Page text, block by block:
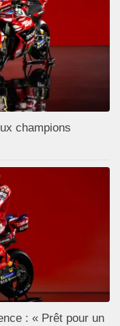
champions
: « Prêt pour un